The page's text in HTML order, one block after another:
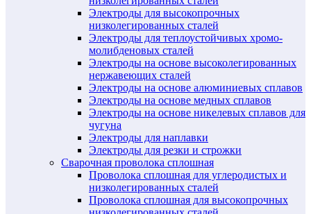
Электроды для высокопрочных
низколегированных сталей
Электроды для теплоустойчивых хромо-
молибденовых сталей
Электроды на основе высоколегированных
нержавеющих сталей
Электроды на основе алюминиевых сплавов
Электроды на основе медных сплавов
Электроды на основе никелевых сплавов для
чугуна
Электроды для наплавки
Электроды для резки и строжки
Сварочная проволока сплошная
Проволока сплошная для углеродистых и
низколегированных сталей
Проволока сплошная для высокопрочных